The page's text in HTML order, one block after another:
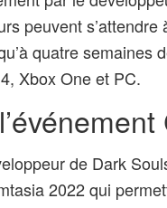
peuvent
quatre semaines
Xbox One et PC.
de Dark
2022 qui